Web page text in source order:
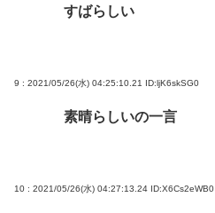
すばらしい
9 : 2021/05/26(水) 04:25:10.21 ID:ljK6skSG0
素晴らしいの一言
10 : 2021/05/26(水) 04:27:13.24 ID:X6Cs2eWB0